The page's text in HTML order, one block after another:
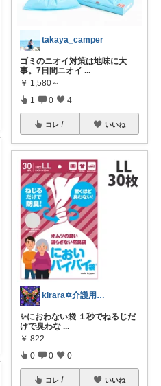
takaya_camper
ゴミのニオイ対策は地味に大
事。7日間ニオイ ...
￥ 1,580～
1 0 4
コレ いいね
kirara✡介護用品🌈
✨️におわない袋 １秒でねるじだ
けで臭わな ...
￥ 822
0 0 0
コレ いいね